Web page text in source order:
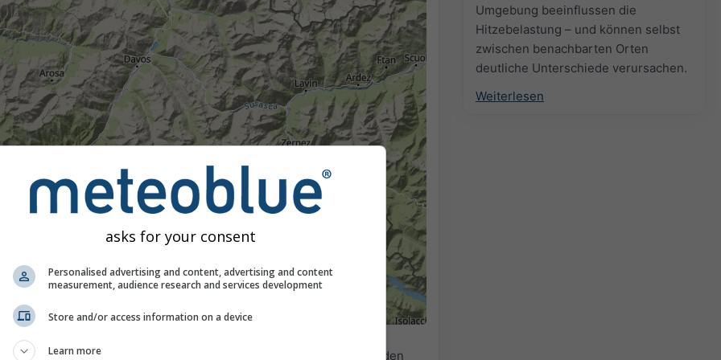
Umgebung beeinflussen die
Hitzebelastung – und können selbst
zwischen benachbarten Orten
deutliche Unterschiede verursachen.
Weiterlesen
Moderat
9.81°O. Diese Animation zeigt das
für den
asks for your consent
Personalised advertising and content, advertising and content
measurement, audience research and services development
Store and/or access information on a device
Learn more